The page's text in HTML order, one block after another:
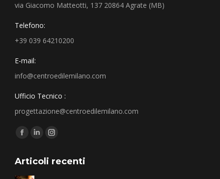
via Giacomo Matteotti, 137 20864 Agrate (MB)
Telefono:
+39 039 64210200
E-mail:
info@centroedilemilano.com
Ufficio Tecnico :
progettazione@centroedilemilano.com
Find us on:
Articoli recenti